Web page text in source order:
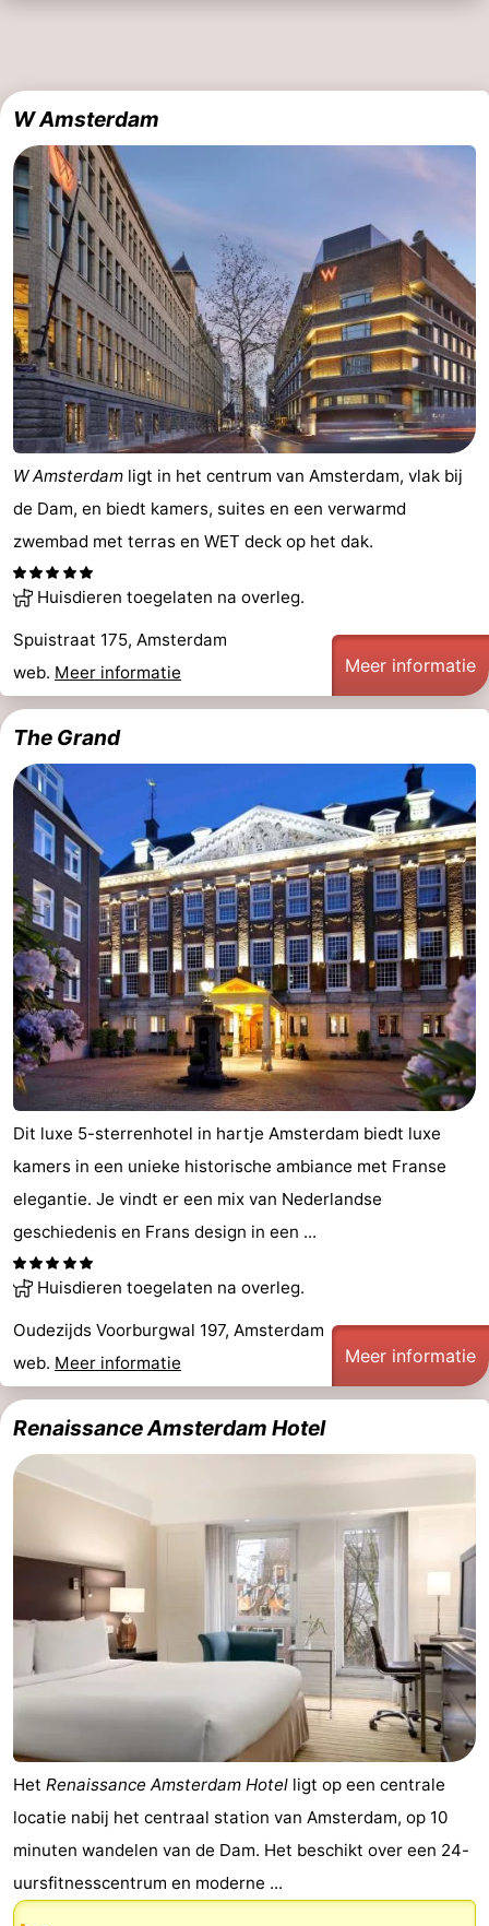
W Amsterdam
W Amsterdam ligt in het centrum van Amsterdam, vlak bij
de Dam, en biedt kamers, suites en een verwarmd
zwembad met terras en WET deck op het dak.
Huisdieren toegelaten na overleg.
Spuistraat 175, Amsterdam
web. Meer informatie Meer informatie
The Grand
Dit luxe 5-sterrenhotel in hartje Amsterdam biedt luxe
kamers in een unieke historische ambiance met Franse
elegantie. Je vindt er een mix van Nederlandse
geschiedenis en Frans design in een ...
Huisdieren toegelaten na overleg.
Oudezijds Voorburgwal 197, Amsterdam
web. Meer informatie Meer informatie
Renaissance Amsterdam Hotel
Het Renaissance Amsterdam Hotel ligt op een centrale
locatie nabij het centraal station van Amsterdam, op 10
minuten wandelen van de Dam. Het beschikt over een 24-
uursfitnesscentrum en moderne ...